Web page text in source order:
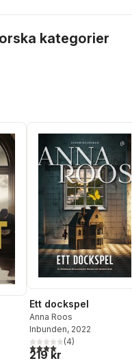
kategorier
antal röster:
Ett dockspel
Anna Roos
Inbunden, 2022
4,0utav 5 stjärnor. Totalt
(4)
219 kr